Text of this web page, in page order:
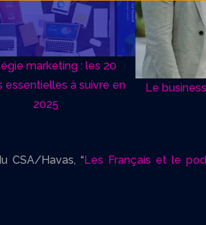
marketing : les 20
à suivre en
2025
Le business
CSA/Havas, “Les Français et le